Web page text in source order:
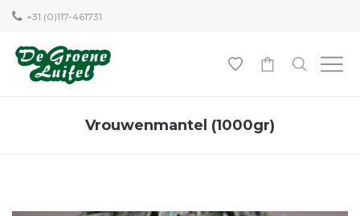
+31 (0)117-461731
Vrouwenmantel (1000gr)